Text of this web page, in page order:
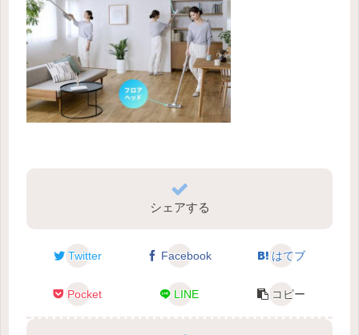
シェアする
Twitter Facebook はてブ
Pocket LINE コピー